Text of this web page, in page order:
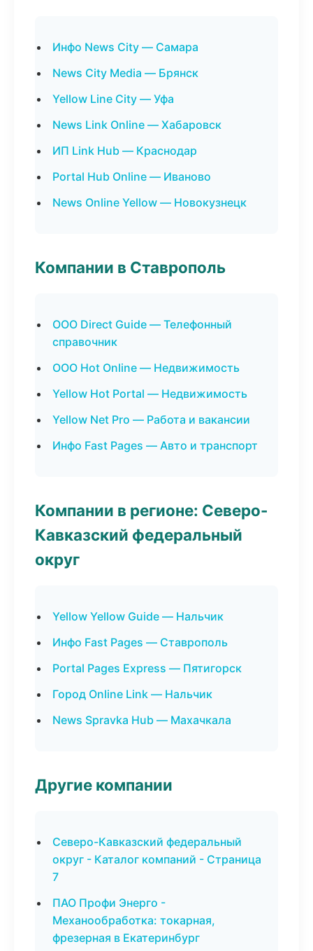
Инфо News City — Самара
News City Media — Брянск
Yellow Line City — Уфа
News Link Online — Хабаровск
ИП Link Hub — Краснодар
Portal Hub Online — Иваново
News Online Yellow — Новокузнецк
Компании в Ставрополь
ООО Direct Guide — Телефонный
справочник
ООО Hot Online — Недвижимость
Yellow Hot Portal — Недвижимость
Yellow Net Pro — Работа и вакансии
Инфо Fast Pages — Авто и транспорт
Компании в регионе: Северо-
Кавказский федеральный
округ
Yellow Yellow Guide — Нальчик
Инфо Fast Pages — Ставрополь
Portal Pages Express — Пятигорск
Город Online Link — Нальчик
News Spravka Hub — Махачкала
Другие компании
Северо-Кавказский федеральный
округ - Каталог компаний - Страница
7
ПАО Профи Энерго -
Механообработка: токарная,
фрезерная в Екатеринбург